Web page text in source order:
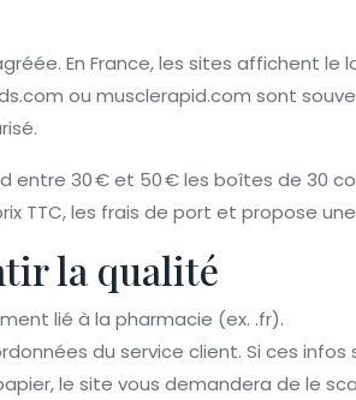
En France, les sites affichent le
ou musclerapid.com sont
entre 30 € et 50 € les boîtes de 30
TTC, les frais de port et propose
la qualité
lié à la pharmacie (ex. .fr).
du service client. Si ces
le site vous demandera de le